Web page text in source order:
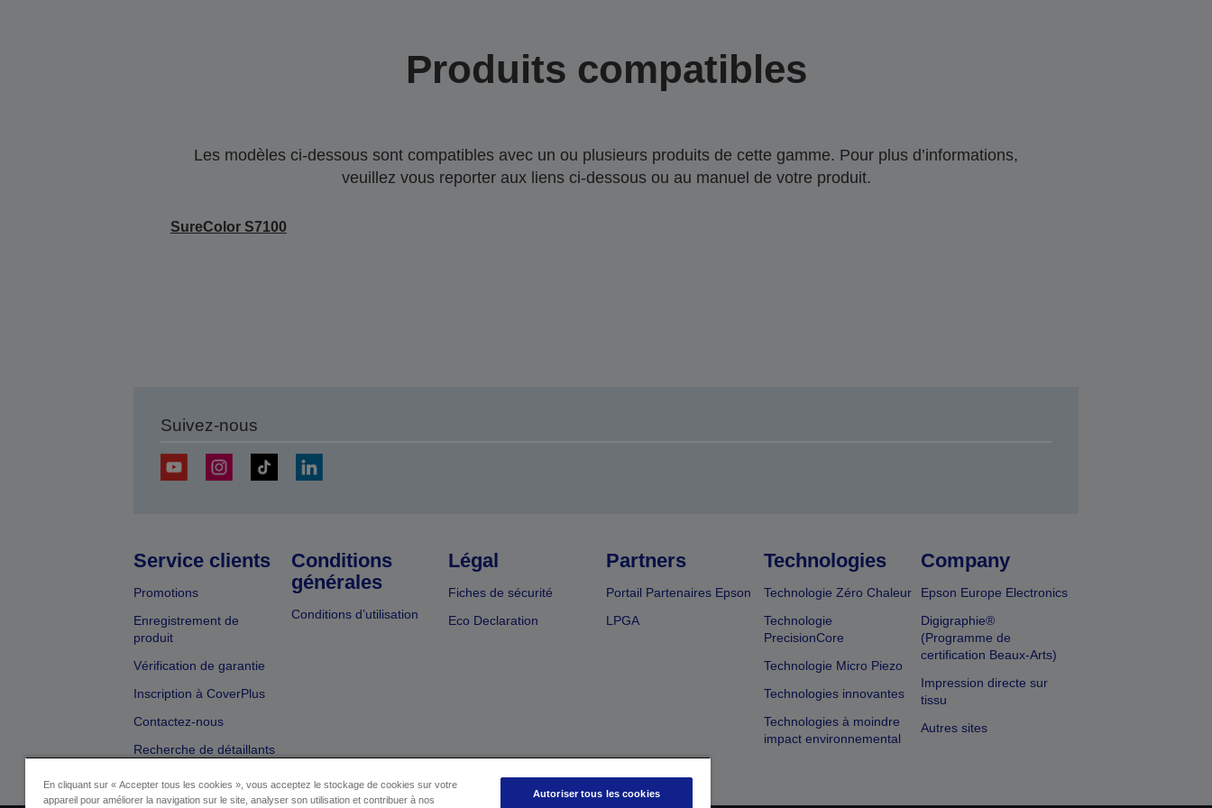
Produits compatibles
Les modèles ci-dessous sont compatibles avec un ou plusieurs produits de cette gamme. Pour plus d’informations,
veuillez vous reporter aux liens ci-dessous ou au manuel de votre produit.
SureColor S7100
Suivez-nous
Service clients
Promotions
Enregistrement de
produit
Vérification de garantie
Inscription à CoverPlus
Contactez-nous
Recherche de détaillants
Conditions
générales
Conditions d’utilisation
Légal
Fiches de sécurité
Eco Declaration
Partners
Portail Partenaires Epson
LPGA
Technologies
Technologie Zéro Chaleur
Technologie
PrecisionCore
Technologie Micro Piezo
Technologies innovantes
Technologies à moindre
impact environnemental
Company
Epson Europe Electronics
Digigraphie®
(Programme de
certification Beaux-Arts)
Impression directe sur
tissu
Autres sites
En cliquant sur « Accepter tous les cookies », vous acceptez le stockage de cookies sur votre
appareil pour améliorer la navigation sur le site, analyser son utilisation et contribuer à nos
Autoriser tous les cookies